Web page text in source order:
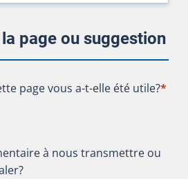
page ou suggestion
page vous a-t-elle été utile?
page vous a-t-elle été utile?*
à nous transmettre ou